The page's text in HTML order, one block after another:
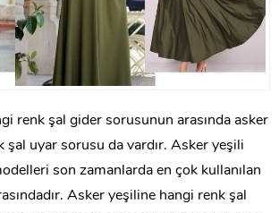
renk şal gider sorusunun arasında asker
şal uyar sorusu da vardır. Asker yeşili
son zamanlarda en çok kullanılan
Asker yeşiline hangi renk şal